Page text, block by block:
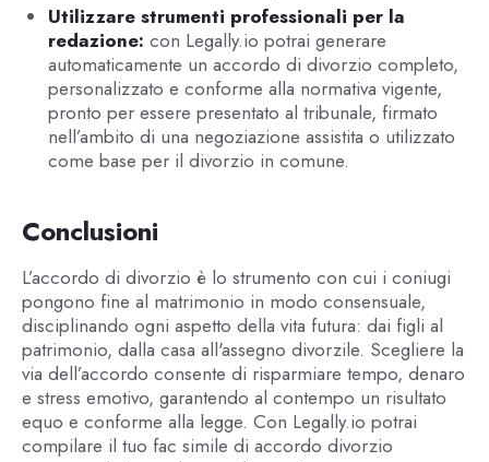
Utilizzare strumenti professionali per la
redazione: con Legally.io potrai generare
automaticamente un accordo di divorzio completo,
personalizzato e conforme alla normativa vigente,
pronto per essere presentato al tribunale, firmato
nell’ambito di una negoziazione assistita o utilizzato
come base per il divorzio in comune.
Conclusioni
L’accordo di divorzio è lo strumento con cui i coniugi
pongono fine al matrimonio in modo consensuale,
disciplinando ogni aspetto della vita futura: dai figli al
patrimonio, dalla casa all'assegno divorzile. Scegliere la
via dell’accordo consente di risparmiare tempo, denaro
e stress emotivo, garantendo al contempo un risultato
equo e conforme alla legge. Con Legally.io potrai
compilare il tuo fac simile di accordo divorzio